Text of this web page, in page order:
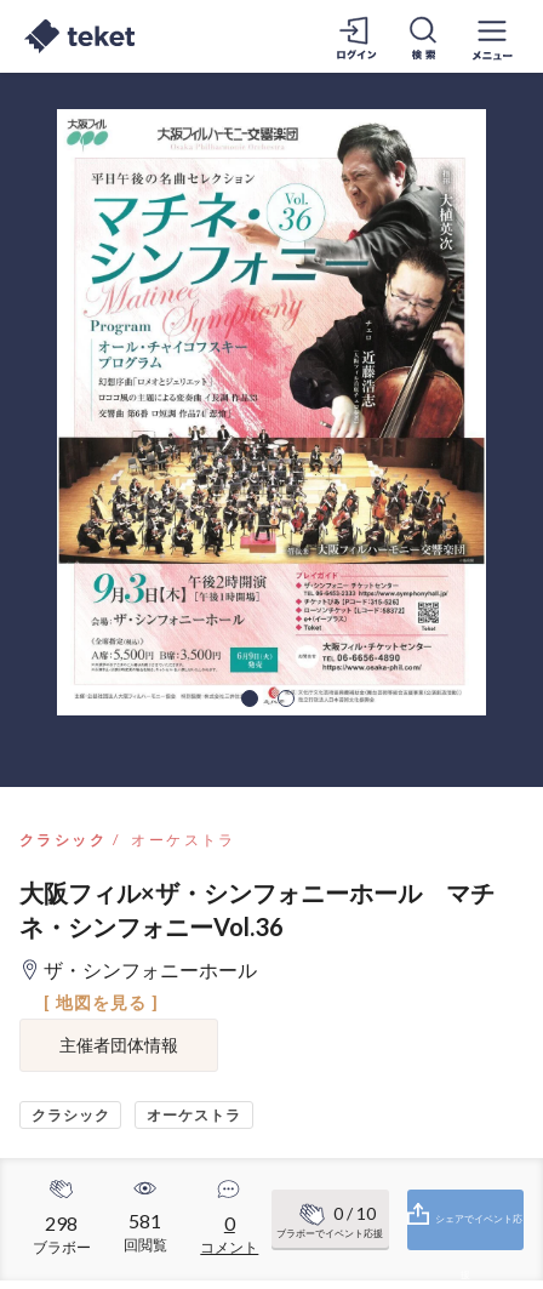
クラシック オーケストラ
大阪フィル×ザ・シンフォニーホール マチ
ネ・シンフォニーVol.36
ザ・シンフォニーホール
[ 地図を見る ]
主催者団体情報
クラシック オーケストラ
298
ブラボー
581
回閲覧
0
コメント
0/ 10
ブラボーでイベント応援
シェアでイベント応